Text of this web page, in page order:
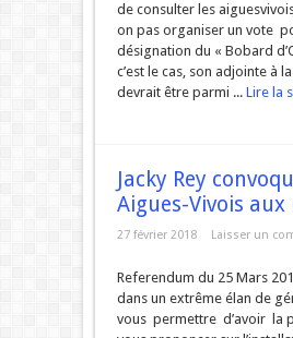
de consulter les
on pas organiser un vote
désignation du « Bobard
c’est le cas, son adjointe à
devrait être parmi ... Lire la
Jacky Rey
Aigues-Vivois aux
27 février 2018 Laisser un
Referendum du 25 Mars
dans un extrême élan de
vous permettre d’avoir la